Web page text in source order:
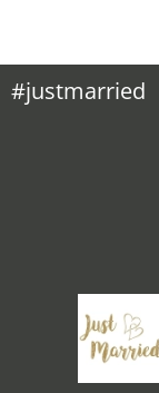
#justmarried